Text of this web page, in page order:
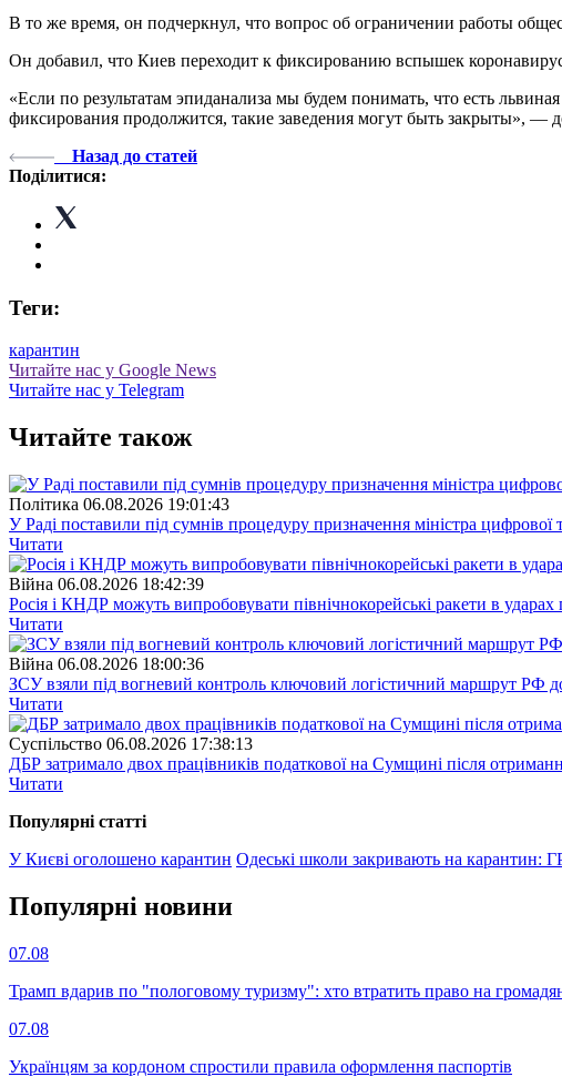
В то же время, он подчеркнул, что вопрос об ограничении работы
Он добавил, что Киев переходит к фиксированию вспышек
«Если по результатам эпиданализа мы будем понимать, что есть
фиксирования продолжится, такие заведения могут быть закрыты», —
Назад до статей
Поділитися:
Теги:
карантин
Читайте нас у Google News
Читайте нас у Telegram
Читайте також
Полiтика 06.08.2026 19:01:43
У Раді поставили під сумнів процедуру призначення міністра цифрової
Читати
Війна 06.08.2026 18:42:39
Росія і КНДР можуть випробовувати північнокорейські ракети в ударах
Читати
Війна 06.08.2026 18:00:36
ЗСУ взяли під вогневий контроль ключовий логістичний маршрут РФ
Читати
Суспiльство 06.08.2026 17:38:13
ДБР затримало двох працівників податкової на Сумщині після
Читати
Популярнi статтi
У Києві оголошено карантин Одеські школи закривають на карантин:
Популярнi новини
07.08
Трамп вдарив по "пологовому туризму": хто втратить право на
07.08
Українцям за кордоном спростили правила оформлення паспортів